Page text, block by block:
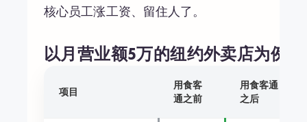
核心员工涨工资、留住人了。
以月营业额5万的纽约外卖店为例
项目
用食客
通之前
用食客通
之后